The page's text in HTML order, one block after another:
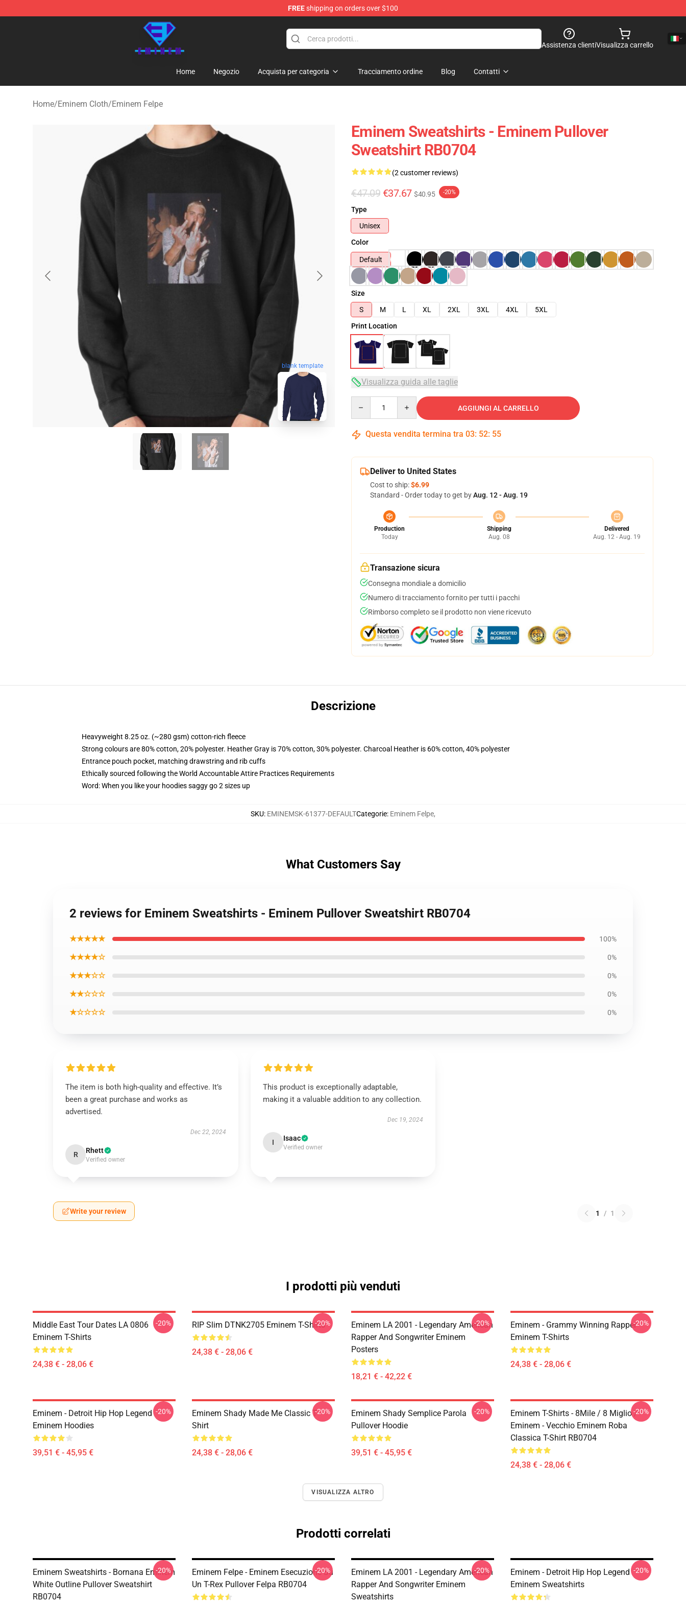
FREEshipping on orders over $100
Eminem Store - Official Eminem Merchandise Shop
Assistenza clientiVisualizza carrello
Home Negozio Acquista per categoria Tracciamento ordine Blog Contatti
Home/Eminem Cloth/Eminem Felpe
blank template
Eminem Sweatshirts - Eminem Pullover
Sweatshirt RB0704
(2 customer reviews)
€47.09 €37.67 $40.95 -20%
Type
Unisex
Color
Default
Size
S
M L XL 2XL 3XL 4XL
5XL
Print Location
Visualizza guida alle taglie
AGGIUNGI AL CARRELLO
Questa vendita termina tra 03: 52: 54
Deliver to United States
Cost to ship:$6.99
Standard - Order today to get byAug. 12 - Aug. 19
Production
Today
Shipping
Aug. 08
Delivered
Aug. 12 - Aug. 19
Transazione sicura
Consegna mondiale a domicilio
Numero di tracciamento fornito per tutti i pacchi
Rimborso completo se il prodotto non viene ricevuto
Descrizione
Heavyweight 8.25 oz. (~280 gsm) cotton-rich fleece
Strong colours are 80% cotton, 20% polyester. Heather Gray is 70% cotton, 30% polyester. Charcoal Heather is 60% cotton, 40% polyester
Entrance pouch pocket, matching drawstring and rib cuffs
Ethically sourced following the World Accountable Attire Practices Requirements
Word: When you like your hoodies saggy go 2 sizes up
SKU: EMINEMSK-61377-DEFAULTCategorie: Eminem Felpe,
What Customers Say
2 reviews for Eminem Sweatshirts - Eminem Pullover Sweatshirt RB0704
★★★★★ 100%
★★★★☆ 0%
★★★☆☆ 0%
★★☆☆☆ 0%
★☆☆☆☆ 0%
The item is both high-quality and effective. It’s
been a great purchase and works as
advertised.
Dec 22, 2024
R Rhett
Verified owner
This product is exceptionally adaptable,
making it a valuable addition to any collection.
Dec 19, 2024
I Isaac
Verified owner
Write your review 1 / 1
I prodotti più venduti
Middle East Tour Dates LA 0806
Eminem T-Shirts
24,38 € - 28,06 €
-20% RIP Slim DTNK2705 Eminem T-Shirts
24,38 € - 28,06 €
-20%
Eminem LA 2001 - Legendary American
Rapper And Songwriter Eminem
Posters
18,21 € - 42,22 €
-20%
Eminem - Grammy Winning Rapper
Eminem T-Shirts
24,38 € - 28,06 €
-20%
Eminem - Detroit Hip Hop Legend
Eminem Hoodies
39,51 € - 45,95 €
-20%
Eminem Shady Made Me Classic T-
Shirt
24,38 € - 28,06 €
-20%
Eminem Shady Semplice Parola
Pullover Hoodie
39,51 € - 45,95 €
-20%
Eminem T-Shirts - 8Mile / 8 Miglio /
Eminem - Vecchio Eminem Roba
Classica T-Shirt RB0704
24,38 € - 28,06 €
-20%
VISUALIZZA ALTRO
Prodotti correlati
Eminem Sweatshirts - Bornana Eminem
White Outline Pullover Sweatshirt
RB0704
-20%
Eminem Felpe - Eminem Esecuzione Su
Un T-Rex Pullover Felpa RB0704
-20%
Eminem LA 2001 - Legendary American
Rapper And Songwriter Eminem
Sweatshirts
-20%
Eminem - Detroit Hip Hop Legend
Eminem Sweatshirts
-20%